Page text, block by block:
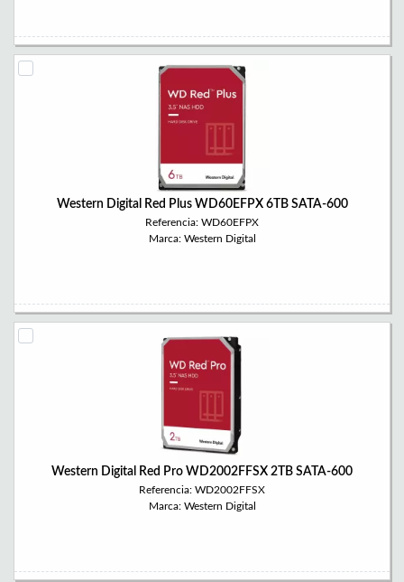
Western Digital Red Plus WD60EFPX 6TB SATA-600
Referencia: WD60EFPX
Marca: Western Digital
Western Digital Red Pro WD2002FFSX 2TB SATA-600
Referencia: WD2002FFSX
Marca: Western Digital